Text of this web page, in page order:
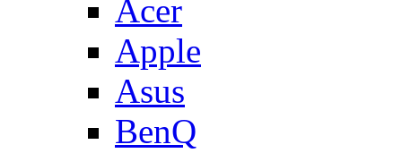
Acer
Apple
Asus
BenQ